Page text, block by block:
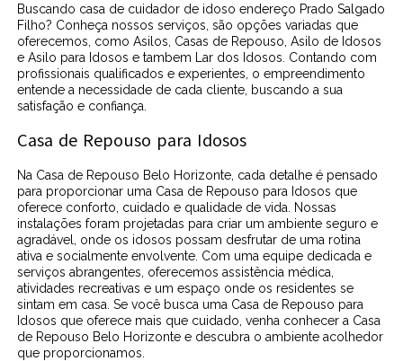
Buscando casa de cuidador de idoso endereço Prado Salgado
Filho? Conheça nossos serviços, são opções variadas que
oferecemos, como Asilos, Casas de Repouso, Asilo de Idosos
e Asilo para Idosos e tambem Lar dos Idosos. Contando com
profissionais qualificados e experientes, o empreendimento
entende a necessidade de cada cliente, buscando a sua
satisfação e confiança.
Casa de Repouso para Idosos
Na Casa de Repouso Belo Horizonte, cada detalhe é pensado
para proporcionar uma Casa de Repouso para Idosos que
oferece conforto, cuidado e qualidade de vida. Nossas
instalações foram projetadas para criar um ambiente seguro e
agradável, onde os idosos possam desfrutar de uma rotina
ativa e socialmente envolvente. Com uma equipe dedicada e
serviços abrangentes, oferecemos assistência médica,
atividades recreativas e um espaço onde os residentes se
sintam em casa. Se você busca uma Casa de Repouso para
Idosos que oferece mais que cuidado, venha conhecer a Casa
de Repouso Belo Horizonte e descubra o ambiente acolhedor
que proporcionamos.